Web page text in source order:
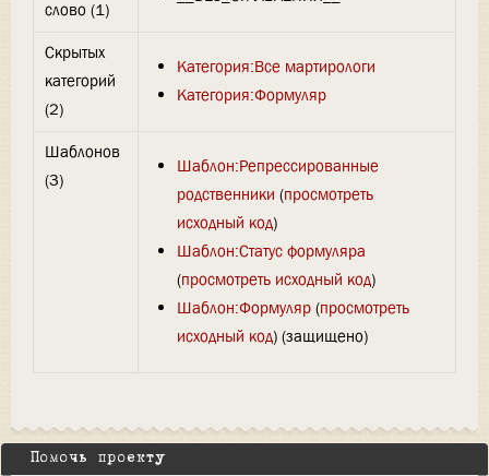
слово (1)
Скрытых
категорий
(2)
Категория:Все мартирологи
Категория:Формуляр
Шаблонов
(3)
Шаблон:Репрессированные
родственники (просмотреть
исходный код)
Шаблон:Статус формуляра
(просмотреть исходный код)
Шаблон:Формуляр(просмотреть
исходный код) (защищено)
Помочь проекту